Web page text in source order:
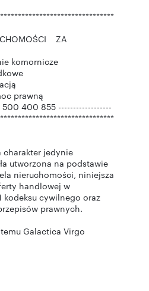
ZA
komornicze
prawną
500 400 855 ------------------
charakter jedynie
utworzona na podstawie
nieruchomości, niniejsza
handlowej w
kodeksu cywilnego oraz
prawnych.
Galactica Virgo